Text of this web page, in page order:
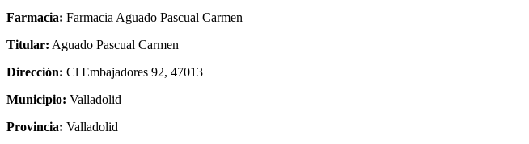
Farmacia: Farmacia Aguado Pascual Carmen
Titular: Aguado Pascual Carmen
Dirección: Cl Embajadores 92, 47013
Municipio: Valladolid
Provincia: Valladolid